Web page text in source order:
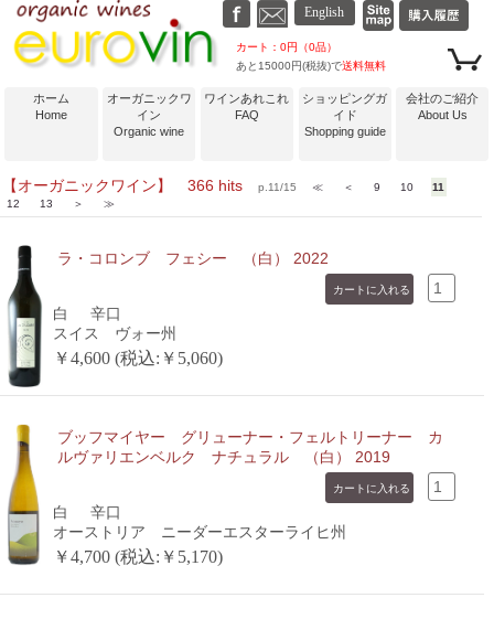
カート：0円（0品）
あと15000円(税抜)で送料無料
ホーム
Home
オーガニックワ
イン
Organic wine
ワインあれこれ
FAQ
ショッピングガ
イド
Shopping guide
会社のご紹介
About Us
【オーガニックワイン】 366 hitsp.11/15 ≪ ＜ 9 10
11
12
13 ＞ ≫
ラ・コロンブ フェシー （白） 2022
白
辛口
スイス ヴォー州
￥4,600 (税込:￥5,060)
ブッフマイヤー グリューナー・フェルトリーナー カ
ルヴァリエンベルク ナチュラル （白） 2019
白
辛口
オーストリア ニーダーエスターライヒ州
￥4,700 (税込:￥5,170)